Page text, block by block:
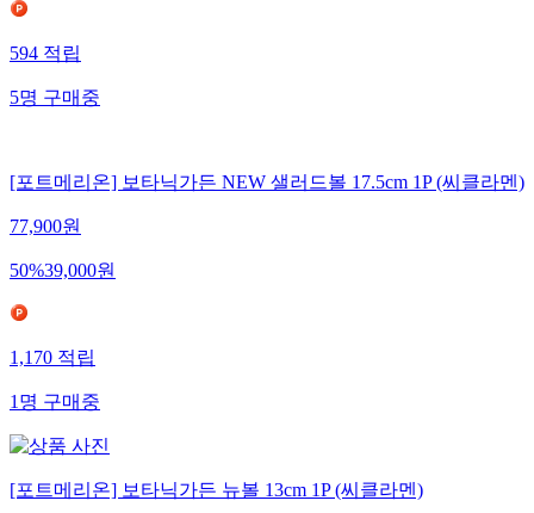
594 적립
5명 구매중
[포트메리온] 보타닉가든 NEW 샐러드볼 17.5cm 1P (씨클라멘)
77,900원
50%39,000원
1,170 적립
1 명 구매중
[포트메리온] 보타닉가든 뉴볼 13cm 1P (씨클라멘)